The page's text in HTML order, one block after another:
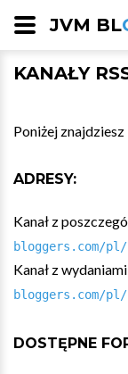
JVM BL
KANAŁY
Poniżej znajdziesz
ADRESY:
Kanał z
bloggers.com/
Kanał z
bloggers.com/
DOSTĘPNE